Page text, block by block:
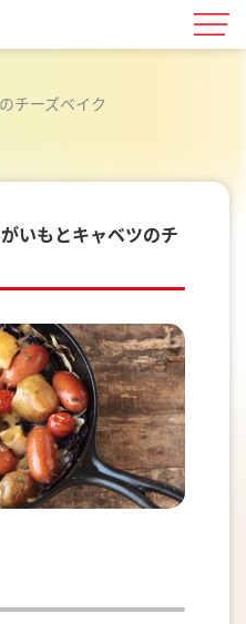
チーズベイク
いもとキャベツのチ